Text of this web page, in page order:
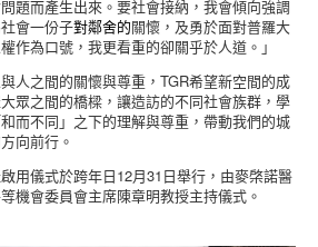
題而產生出來。要社會接納，我會傾向強調
會一份子對鄰舍的關懷，及勇於面對普羅大
作為口號，我更看重的卻關乎於人道。」
人之間的關懷與尊重，TGR希望新空間的成
眾之間的橋樑，讓造訪的不同社會族群，學
而不同」之下的理解與尊重，帶動我們的城
向前行。
用儀式於跨年日12月31日舉行，由麥棨諾醫
機會委員會主席陳章明教授主持儀式。